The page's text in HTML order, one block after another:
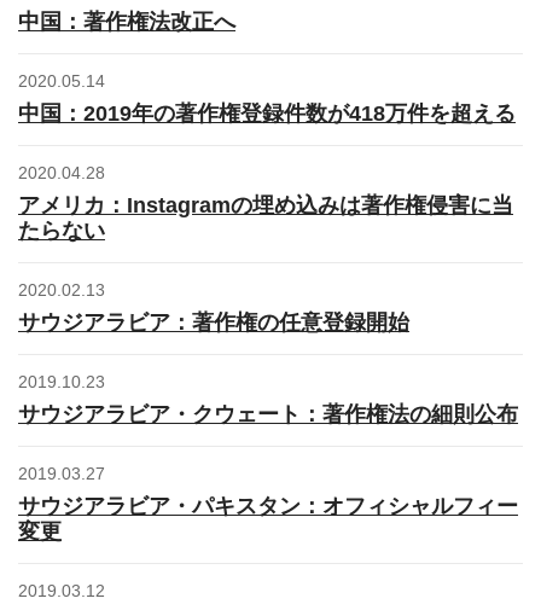
中国：著作権法改正へ
2020.05.14
中国：2019年の著作権登録件数が418万件を超える
2020.04.28
アメリカ：Instagramの埋め込みは著作権侵害に当
たらない
2020.02.13
サウジアラビア：著作権の任意登録開始
2019.10.23
サウジアラビア・クウェート：著作権法の細則公布
2019.03.27
サウジアラビア・パキスタン：オフィシャルフィー
変更
2019.03.12